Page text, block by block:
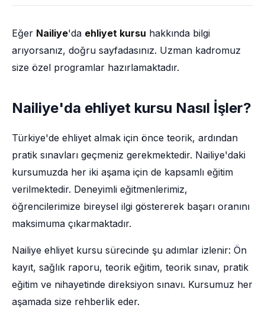
Eğer Nailiye'da ehliyet kursu hakkında bilgi
arıyorsanız, doğru sayfadasınız. Uzman kadromuz
size özel programlar hazırlamaktadır.
Nailiye'da ehliyet kursu Nasıl İşler?
Türkiye'de ehliyet almak için önce teorik, ardından
pratik sınavları geçmeniz gerekmektedir. Nailiye'daki
kursumuzda her iki aşama için de kapsamlı eğitim
verilmektedir. Deneyimli eğitmenlerimiz,
öğrencilerimize bireysel ilgi göstererek başarı oranını
maksimuma çıkarmaktadır.
Nailiye ehliyet kursu sürecinde şu adımlar izlenir: Ön
kayıt, sağlık raporu, teorik eğitim, teorik sınav, pratik
eğitim ve nihayetinde direksiyon sınavı. Kursumuz her
aşamada size rehberlik eder.